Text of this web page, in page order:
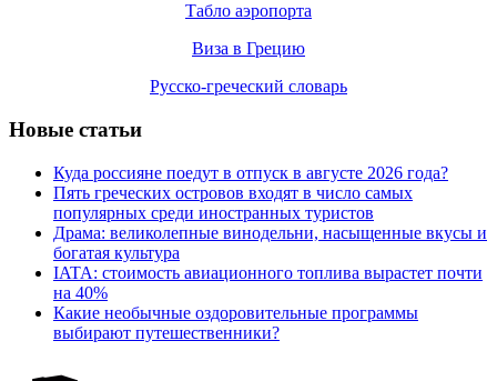
Табло аэропорта
Виза в Грецию
Русско-греческий словарь
Новые статьи
Куда россияне поедут в отпуск в августе 2026 года?
Пять греческих островов входят в число самых
популярных среди иностранных туристов
Драма: великолепные винодельни, насыщенные вкусы и
богатая культура
IATA: стоимость авиационного топлива вырастет почти
на 40%
Какие необычные оздоровительные программы
выбирают путешественники?